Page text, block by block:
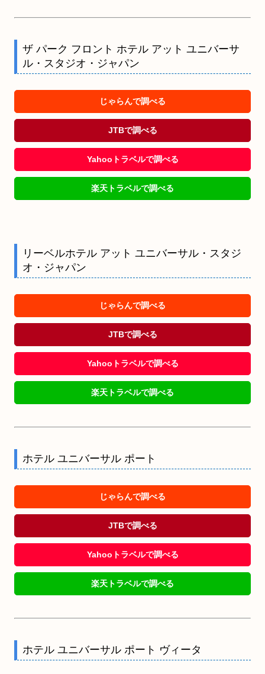
ザ パーク フロント ホテル アット ユニバーサ
ル・スタジオ・ジャパン
じゃらんで調べる
JTBで調べる
Yahooトラベルで調べる
楽天トラベルで調べる
リーベルホテル アット ユニバーサル・スタジ
オ・ジャパン
じゃらんで調べる
JTBで調べる
Yahooトラベルで調べる
楽天トラベルで調べる
ホテル ユニバーサル ポート
じゃらんで調べる
JTBで調べる
Yahooトラベルで調べる
楽天トラベルで調べる
ホテル ユニバーサル ポート ヴィータ